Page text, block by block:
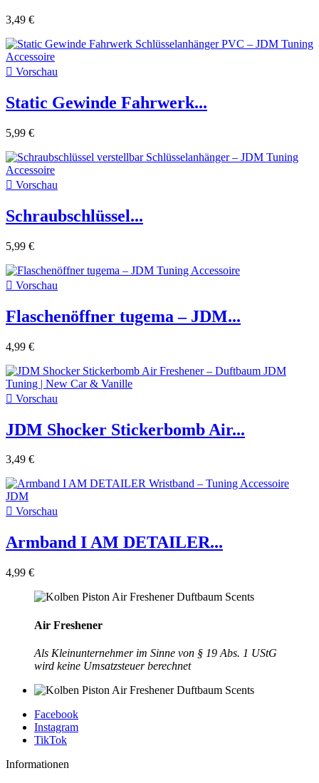
3,49 €
 Vorschau
Static Gewinde Fahrwerk...
5,99 €
 Vorschau
Schraubschlüssel...
5,99 €
 Vorschau
Flaschenöffner tugema – JDM...
4,99 €
 Vorschau
JDM Shocker Stickerbomb Air...
3,49 €
 Vorschau
Armband I AM DETAILER...
4,99 €
Air Freshener
Als Kleinunternehmer im Sinne von § 19 Abs. 1 UStG
wird keine Umsatzsteuer berechnet
Facebook
Instagram
TikTok
Informationen